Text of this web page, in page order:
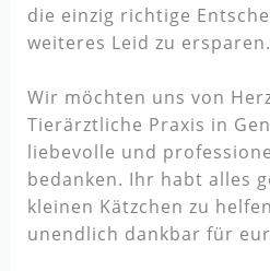
die einzig richtige
weiteres Leid zu ersparen.
Wir möchten uns von
Tierärztliche Praxis in
liebevolle und
bedanken. Ihr habt alles
kleinen Kätzchen zu
unendlich dankbar für